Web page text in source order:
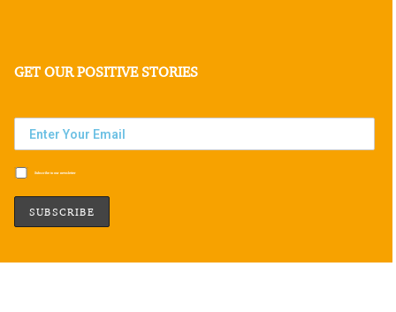
GET OUR POSITIVE STORIES
Subscribe to our newsletter